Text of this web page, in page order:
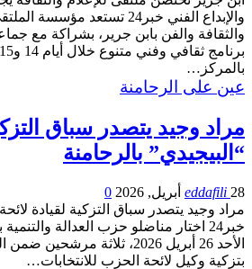
والإبداع الفني خبر24 تستعد
والثقافة والفن بابن جرير، بشراكة مع
بالمركز…
عين على الرحامنة
مراد وجيد يتصدر سباق
“البيجيدي” بالرحامنة
eddafili 28 أبريل, 2026
0
مراد وجيد يتصدر سباق التزكية لقيادة
خبر24 اختار مناضلو حزب العدالة
الأحد 26 أبريل 2026، ثلاثة
بتزكية وكيل لائحة الحزب للانتخابات…